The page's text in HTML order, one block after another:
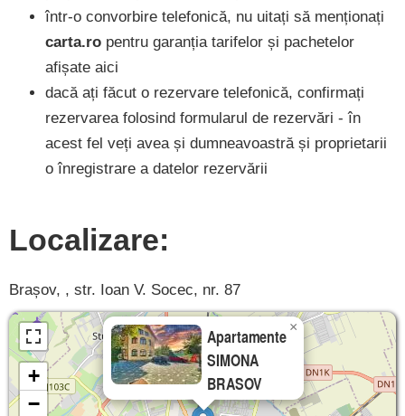
într-o convorbire telefonică, nu uitați să menționați
carta.ro pentru garanția tarifelor și pachetelor
afișate aici
dacă ați făcut o rezervare telefonică, confirmați
rezervarea folosind formularul de rezervări - în
acest fel veți avea și dumneavoastră și proprietarii
o înregistrare a datelor rezervării
Localizare:
Brașov, , str. Ioan V. Socec, nr. 87
Apartamente
SIMONA
BRASOV
×
+
−